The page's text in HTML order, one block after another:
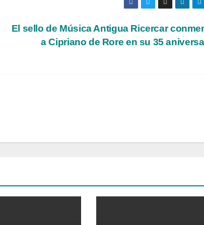
El sello de Música Antigua Ricercar
a Cipriano de Rore en su 35